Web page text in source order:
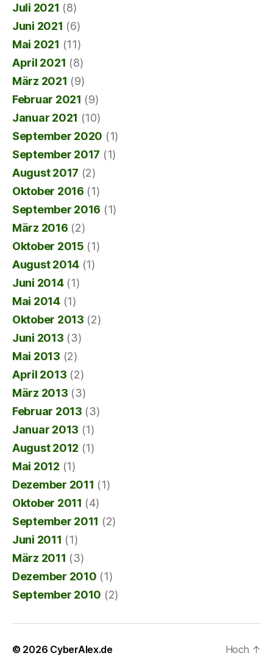
Juli 2021 (8)
Juni 2021 (6)
Mai 2021 (11)
April 2021 (8)
März 2021 (9)
Februar 2021 (9)
Januar 2021 (10)
September 2020 (1)
September 2017 (1)
August 2017 (2)
Oktober 2016 (1)
September 2016 (1)
März 2016 (2)
Oktober 2015 (1)
August 2014 (1)
Juni 2014(1)
Mai 2014(1)
Oktober 2013 (2)
Juni 2013 (3)
Mai 2013 (2)
April 2013 (2)
März 2013 (3)
Februar 2013 (3)
Januar 2013 (1)
August 2012 (1)
Mai 2012 (1)
Dezember 2011 (1)
Oktober 2011 (4)
September 2011 (2)
Juni 2011 (1)
März 2011 (3)
Dezember 2010 (1)
September 2010 (2)
© 2026 CyberAlex.de Hoch ↑